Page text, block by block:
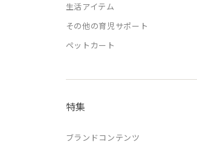
生活アイテム
その他の育児サポート
ペットカート
特集
ブランドコンテンツ